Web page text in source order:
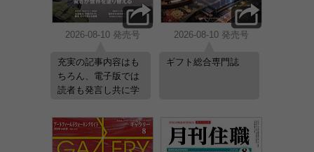
2026-08-10 発売号
充実の記事内容はも
ちろん、電子版では
読者も発言し共に学
トフォームをご提供
します
2026-08-10 発売号
ギフト総合専門誌